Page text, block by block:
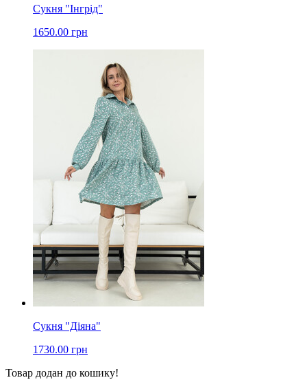
Сукня "Інгрід"
1650.00 грн
Сукня "Діяна"
1730.00 грн
Товар додан до кошику!